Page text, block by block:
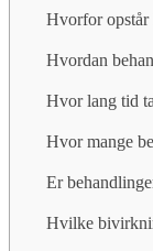
Hvorfor opstår
Hvordan
Hvor lang tid
Hvor mange
Er
Hvilke